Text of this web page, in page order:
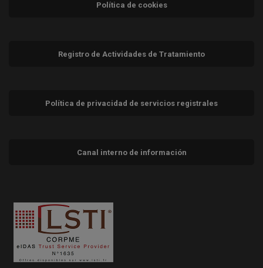
Política de cookies
Registro de Actividades de Tratamiento
Política de privacidad de servicios registrales
Canal interno de información